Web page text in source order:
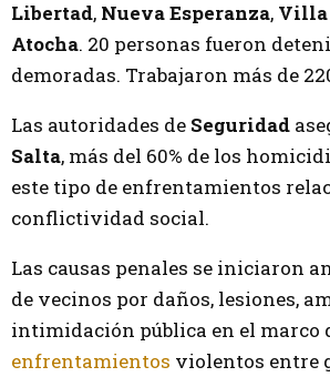
Libertad, Nueva Esperanza, Villa
Atocha. 20 personas fueron
demoradas. Trabajaron más de
Las autoridades de Seguridad
Salta, más del 60% de los
este tipo de enfrentamientos
conflictividad social.
Las causas penales se iniciaron
de vecinos por daños, lesiones,
intimidación pública en el marco
enfrentamientos violentos entre